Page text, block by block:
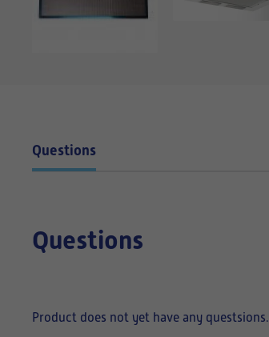
Questions
Questions
Product does not yet have any questsions.